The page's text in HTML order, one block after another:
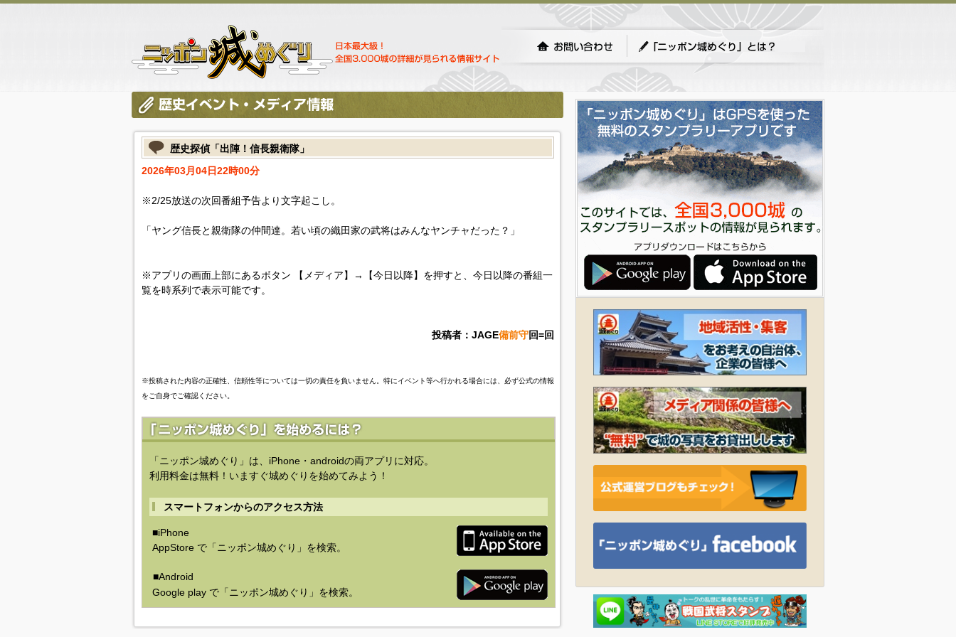
歴史探偵「出陣！信長親衛隊」
2026年03月04日22時00分
※2/25放送の次回番組予告より文字起こし。
「ヤング信長と親衛隊の仲間達。若い頃の織田家の武将はみんなヤンチャだった？」
※アプリの画面上部にあるボタン 【メディア】→【今日以降】を押すと、今日以降の番組一
覧を時系列で表示可能です。
投稿者：JAGE備前守回=回
※投稿された内容の正確性、信頼性等については一切の責任を負いません。特にイベント等へ行かれる場合には、必ず公式の情報
をご自身でご確認ください。
「ニッポン城めぐり」は、iPhone・androidの両アプリに対応。
利用料金は無料！いますぐ城めぐりを始めてみよう！
スマートフォンからのアクセス方法
■iPhone
AppStore で「ニッポン城めぐり」を検索。
■Android
Google play で「ニッポン城めぐり」を検索。